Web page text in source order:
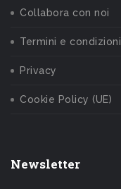
Collabora con noi
Termini e condizioni
Privacy
Cookie Policy (UE)
Newsletter